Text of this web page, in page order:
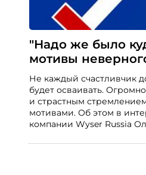
"Надо же было
мотивы
Не каждый счастливчик
будет осваивать.
и страстным
мотивами. Об этом в
компании Wyser Russia